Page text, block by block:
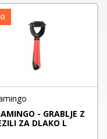
- GRABLJE Z
ZA DLAKO L